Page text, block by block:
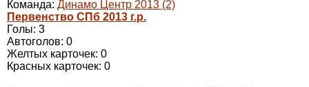
Команда: Динамо Центр 2013 (2)
Первенство СПб 2013 г.р.
Голы: 3
Автоголов: 0
Желтых карточек: 0
Красных карточек: 0